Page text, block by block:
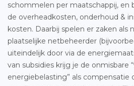
schommelen per maatschappij, en
de overheadkosten, onderhoud &
kosten. Daarbij spelen er zaken als
plaatselijke netbeheerder
uiteindelijk door via de
van subsidies krijg je de onmisbare
energiebelasting” als compensatie